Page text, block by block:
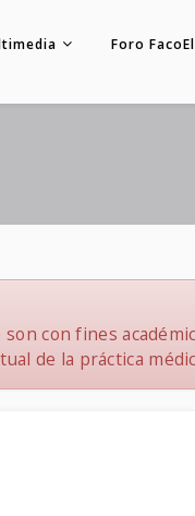
Foro
con fines
de la práctica